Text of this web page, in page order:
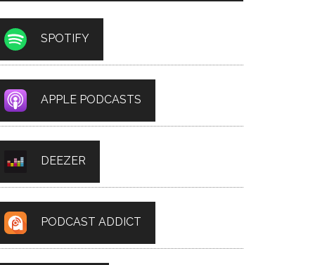
SPOTIFY
APPLE PODCASTS
DEEZER
PODCAST ADDICT